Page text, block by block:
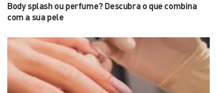
Body splash ou perfume? Descubra o que combina
com a sua pele